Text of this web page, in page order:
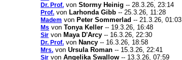
Dr. Prof. von Stormy Heinig -- 28.3.26, 23:14
Prof. von Larhonda Gibb -- 25.3.26, 11:28
Madem von Peter Sommerlad -- 21.3.26, 01:03
Ms von Tonya Keller -- 19.3.26, 16:48
Sir von Maya D'Arcy -- 16.3.26, 22:30
Dr. Prof. von Nancy -- 16.3.26, 18:58
Mrs. von Ursula Roman -- 15.3.26, 22:41
Sir von Angelika Swallow -- 13.3.26, 07:59